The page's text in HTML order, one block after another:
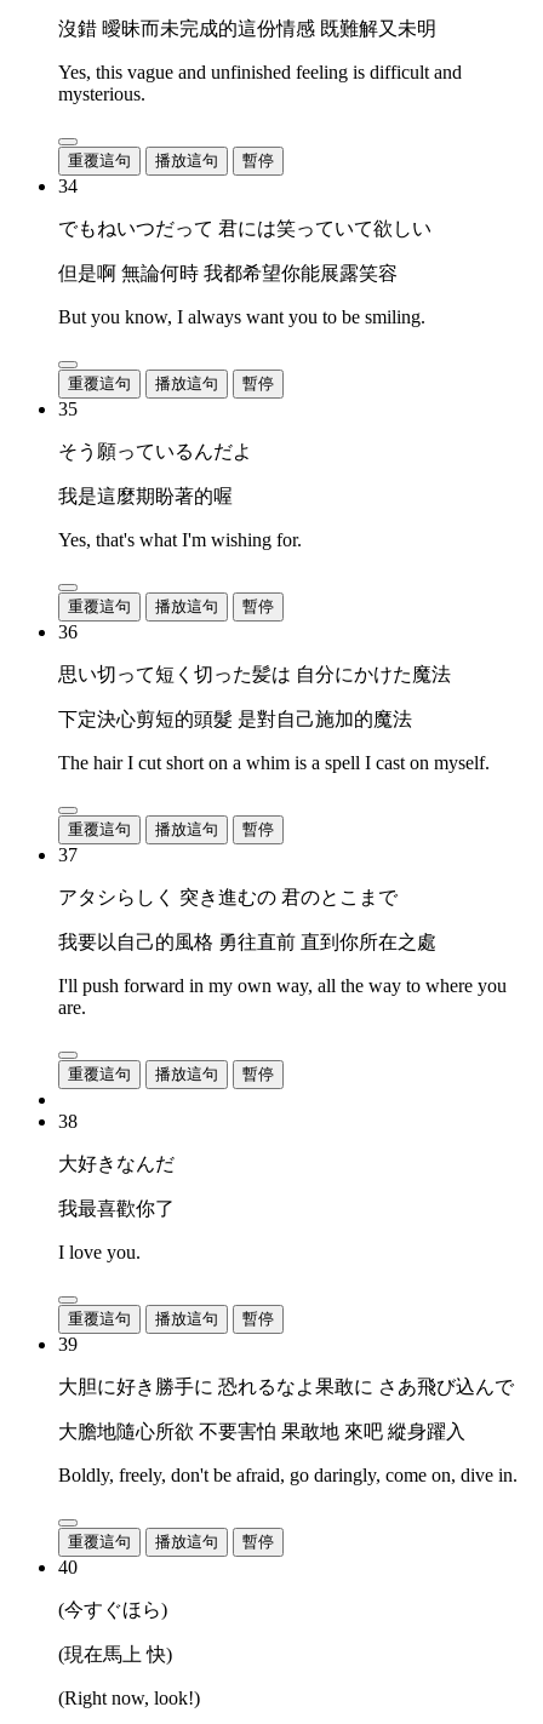
沒錯 曖昧而未完成的這份情感 既難解又未明
Yes, this vague and unfinished feeling is difficult and
mysterious.
重覆這句 播放這句 暫停
34
でもねいつだって 君には笑っていて欲しい
但是啊 無論何時 我都希望你能展露笑容
But you know, I always want you to be smiling.
重覆這句 播放這句 暫停
35
そう願っているんだよ
我是這麼期盼著的喔
Yes, that's what I'm wishing for.
重覆這句 播放這句 暫停
36
思い切って短く切った髪は 自分にかけた魔法
下定決心剪短的頭髮 是對自己施加的魔法
The hair I cut short on a whim is a spell I cast on myself.
重覆這句 播放這句 暫停
37
アタシらしく 突き進むの 君のとこまで
我要以自己的風格 勇往直前 直到你所在之處
I'll push forward in my own way, all the way to where you
are.
重覆這句 播放這句 暫停
38
大好きなんだ
我最喜歡你了
I love you.
重覆這句 播放這句 暫停
39
大胆に好き勝手に 恐れるなよ果敢に さあ飛び込んで
大膽地隨心所欲 不要害怕 果敢地 來吧 縱身躍入
Boldly, freely, don't be afraid, go daringly, come on, dive in.
重覆這句 播放這句 暫停
40
(今すぐほら)
(現在馬上 快)
(Right now, look!)